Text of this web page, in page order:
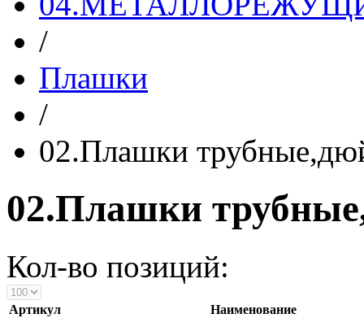
/
Плашки
/
02.Плашки
02.Плашки
Кол-во позиций:
Артикул
Наименование